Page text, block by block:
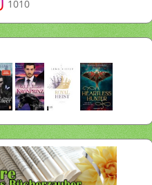
1010